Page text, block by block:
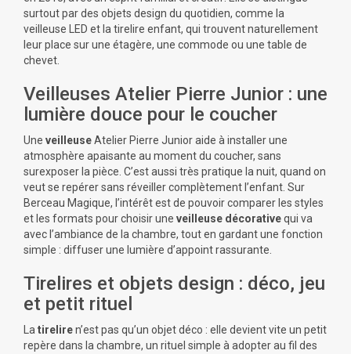
surtout par des objets design du quotidien, comme la
veilleuse LED et la tirelire enfant, qui trouvent naturellement
leur place sur une étagère, une commode ou une table de
chevet.
Veilleuses Atelier Pierre Junior : une
lumière douce pour le coucher
Une veilleuseAtelier Pierre Junior aide à installer une
atmosphère apaisante au moment du coucher, sans
surexposer la pièce. C’est aussi très pratique la nuit, quand on
veut se repérer sans réveiller complètement l’enfant. Sur
Berceau Magique, l’intérêt est de pouvoir comparer les styles
et les formats pour choisir une veilleuse décorativequi va
avec l’ambiance de la chambre, tout en gardant une fonction
simple : diffuser une lumière d’appoint rassurante.
Tirelires et objets design : déco, jeu
et petit rituel
La tireliren’est pas qu’un objet déco : elle devient vite un petit
repère dans la chambre, un rituel simple à adopter au fil des